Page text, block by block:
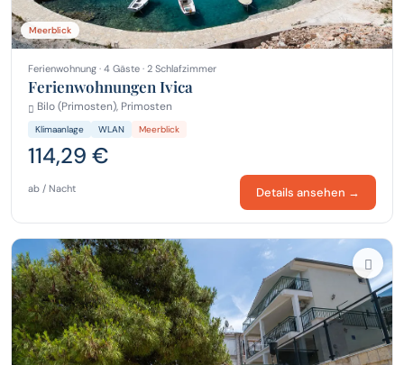
Meerblick
Ferienwohnung · 4 Gäste · 2 Schlafzimmer
Ferienwohnungen Ivica
Bilo (Primosten), Primosten
Klimaanlage WLAN Meerblick
114,29 €
ab / Nacht Details ansehen →